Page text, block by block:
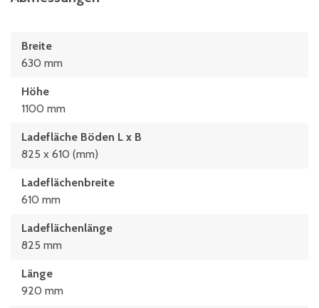
Breite
630 mm
Höhe
1100 mm
Ladefläche Böden L x B
825 x 610 (mm)
Ladeflächenbreite
610 mm
Ladeflächenlänge
825 mm
Länge
920 mm